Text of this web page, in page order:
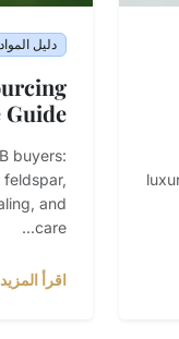
دليل المواد
Guide
buyers:
and
care...
اقرأ المزيد